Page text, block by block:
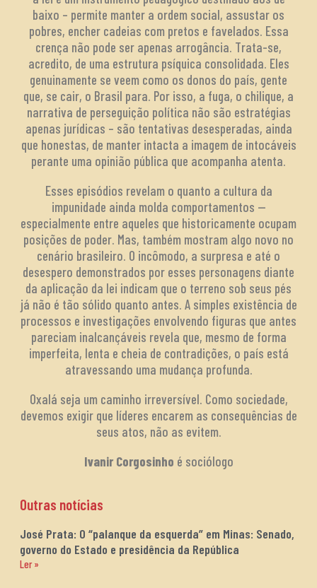
baixo – permite manter a ordem social, assustar os
pobres, encher cadeias com pretos e favelados. Essa
crença não pode ser apenas arrogância. Trata-se,
acredito, de uma estrutura psíquica consolidada. Eles
genuinamente se veem como os donos do país, gente
que, se cair, o Brasil para. Por isso, a fuga, o chilique, a
narrativa de perseguição política não são estratégias
apenas jurídicas – são tentativas desesperadas, ainda
que honestas, de manter intacta a imagem de intocáveis
perante uma opinião pública que acompanha atenta.
Esses episódios revelam o quanto a cultura da
impunidade ainda molda comportamentos —
especialmente entre aqueles que historicamente ocupam
posições de poder. Mas, também mostram algo novo no
cenário brasileiro. O incômodo, a surpresa e até o
desespero demonstrados por esses personagens diante
da aplicação da lei indicam que o terreno sob seus pés
já não é tão sólido quanto antes. A simples existência de
processos e investigações envolvendo figuras que antes
pareciam inalcançáveis revela que, mesmo de forma
imperfeita, lenta e cheia de contradições, o país está
atravessando uma mudança profunda.
Oxalá seja um caminho irreversível. Como sociedade,
devemos exigir que líderes encarem as consequências de
seus atos, não as evitem.
Ivanir Corgosinho é sociólogo
Outras notícias
José Prata: O “palanque da esquerda” em Minas: Senado,
governo do Estado e presidência da República
Ler »